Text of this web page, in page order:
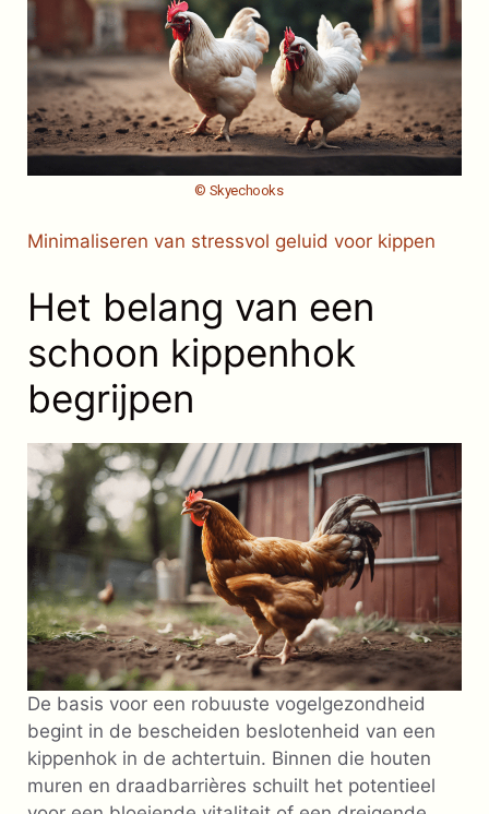
© Skyechooks
Minimaliseren van stressvol geluid voor kippen
Het belang van een
schoon kippenhok
begrijpen
De basis voor een robuuste vogelgezondheid
begint in de bescheiden beslotenheid van een
kippenhok in de achtertuin. Binnen die houten
muren en draadbarrières schuilt het potentieel